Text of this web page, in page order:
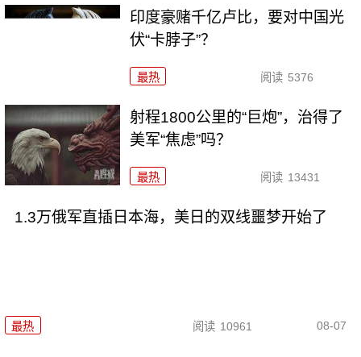
印度豪赌千亿卢比，要对中国光
伏“卡脖子”？
最热 阅读 5376
射程1800公里的“巨炮”，治得了
美军“焦虑”吗？
最热 阅读 13431
1.3万俄军直插日本海，美日的双线噩梦开始了
最热 阅读 10961 08-07